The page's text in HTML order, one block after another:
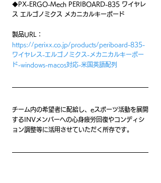
◆PX-ERGO-Mech PERIBOARD-835 ワイヤレ
ス エルゴノミクス メカニカルキーボード
製品URL：
https://perixx.co.jp/products/periboard-835-
ワイヤレス-エルゴノミクス-メカニカルキーボー
ド-windows-macos対応-米国英語配列
チーム内の希望者に配給し、eスポーツ活動を展開
するINVメンバーへの心身疲労回復やコンディシ
ョン調整等に活用させていただく所存です。